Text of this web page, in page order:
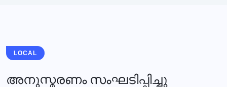
LOCAL
അനുസ്മരണം സംഘടിപ്പിച്ചു